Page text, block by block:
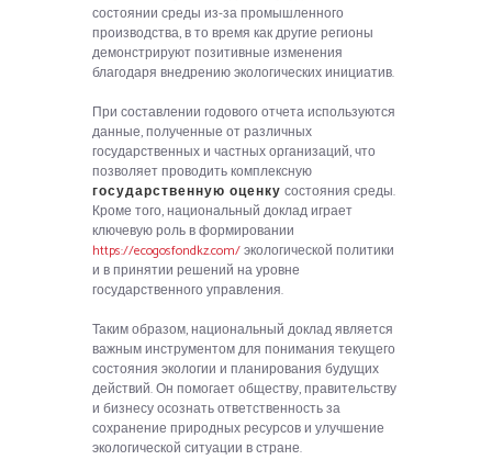
состоянии среды из-за промышленного
производства, в то время как другие регионы
демонстрируют позитивные изменения
благодаря внедрению экологических инициатив.
При составлении годового отчета используются
данные, полученные от различных
государственных и частных организаций, что
позволяет проводить комплексную
государственную оценку состояния среды.
Кроме того, национальный доклад играет
ключевую роль в формировании
https://ecogosfondkz.com/экологической политики
и в принятии решений на уровне
государственного управления.
Таким образом, национальный доклад является
важным инструментом для понимания текущего
состояния экологии и планирования будущих
действий. Он помогает обществу, правительству
и бизнесу осознать ответственность за
сохранение природных ресурсов и улучшение
экологической ситуации в стране.